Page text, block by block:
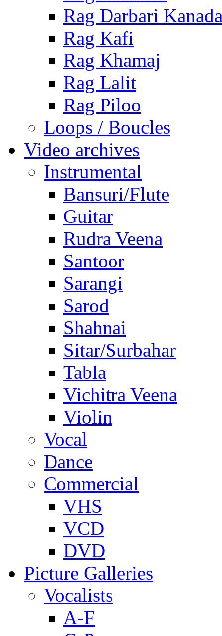
Rag Darbari Kanada
Rag Kafi
Rag Khamaj
Rag Lalit
Rag Piloo
Loops / Boucles
Video archives
Instrumental
Bansuri/Flute
Guitar
Rudra Veena
Santoor
Sarangi
Sarod
Shahnai
Sitar/Surbahar
Tabla
Vichitra Veena
Violin
Vocal
Dance
Commercial
VHS
VCD
DVD
Picture Galleries
Vocalists
A-F